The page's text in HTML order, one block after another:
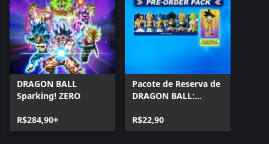
DRAGON BALL
Sparking! ZERO
R$284,90+
Pacote de Reserva de
DRAGON BALL:
R$22,90